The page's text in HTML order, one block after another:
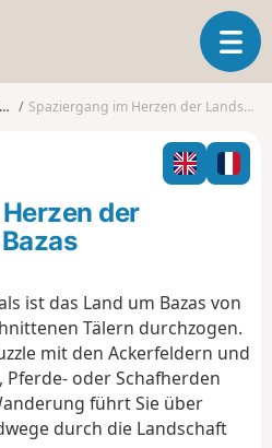
T
o
g
l
n
a
t
i
Spaziergang im Herzen der Landschaft von Bazas
der
ist das Land um Bazas von
Tälern durchzogen.
mit den Ackerfeldern und
Pferde- oder Schafherden
führt Sie über
durch die Landschaft